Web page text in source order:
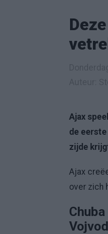
Ajax
de
zijde
Ajax
over zich